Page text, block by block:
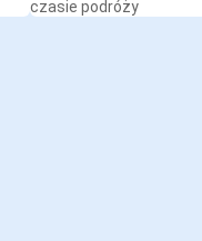
czasie podróży